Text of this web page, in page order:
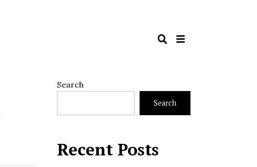
Search
Search
Recent Posts